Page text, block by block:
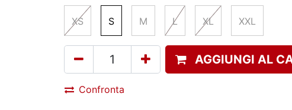
XS S M L XL XXL
AGGIUNGI AL
Confronta